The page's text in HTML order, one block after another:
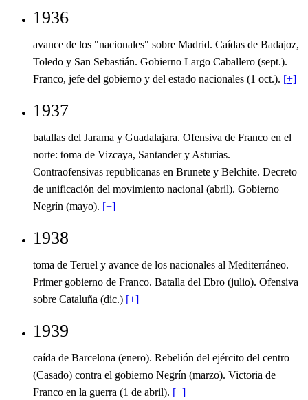
1936
avance de los "nacionales" sobre Madrid. Caídas de Badajoz,
Toledo y San Sebastián. Gobierno Largo Caballero (sept.).
Franco, jefe del gobierno y del estado nacionales (1 oct.). [+]
1937
batallas del Jarama y Guadalajara. Ofensiva de Franco en el
norte: toma de Vizcaya, Santander y Asturias.
Contraofensivas republicanas en Brunete y Belchite. Decreto
de unificación del movimiento nacional (abril). Gobierno
Negrín (mayo). [+]
1938
toma de Teruel y avance de los nacionales al Mediterráneo.
Primer gobierno de Franco. Batalla del Ebro (julio). Ofensiva
sobre Cataluña (dic.) [+]
1939
caída de Barcelona (enero). Rebelión del ejército del centro
(Casado) contra el gobierno Negrín (marzo). Victoria de
Franco en la guerra (1 de abril). [+]